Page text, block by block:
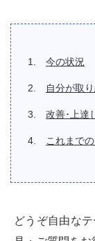
今の状況
自分が取
改善･上達
これまで
どうぞ自由な